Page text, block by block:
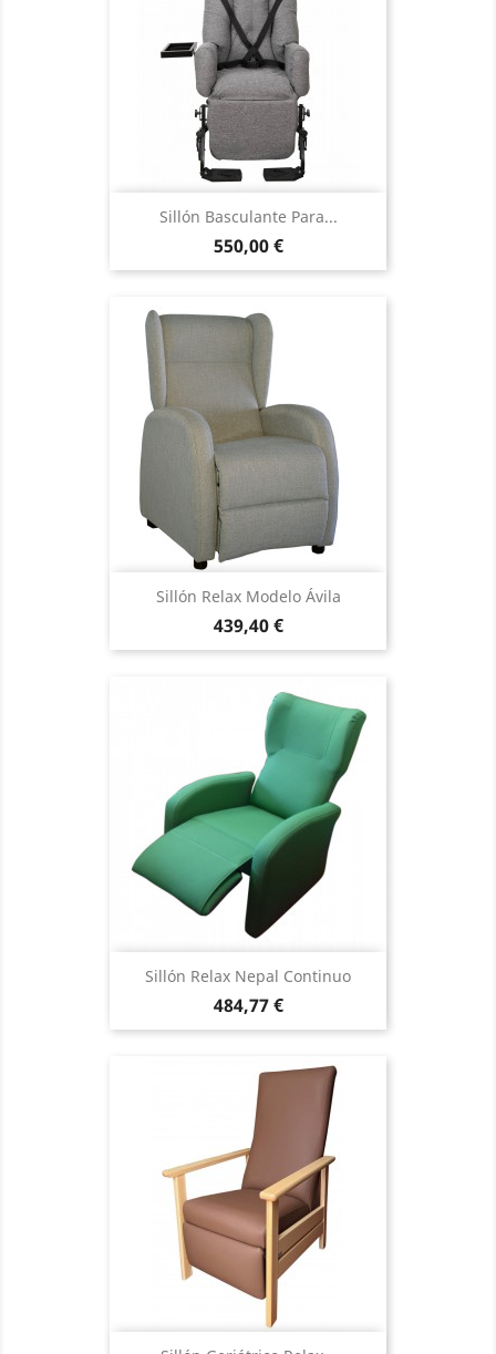
Sillón Basculante Para...
Precio
550,00 €
Sillón Relax Modelo Ávila
Precio
439,40 €
Sillón Relax Nepal Continuo
Precio
484,77 €